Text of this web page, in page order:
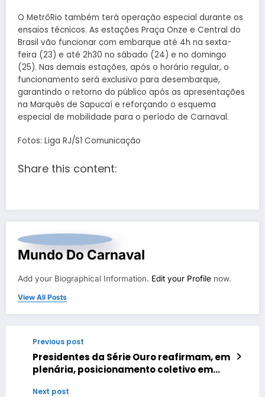
O MetrôRio também terá operação especial durante os
ensaios técnicos. As estações Praça Onze e Central do
Brasil vão funcionar com embarque até 4h na sexta-
feira (23) e até 2h30 no sábado (24) e no domingo
(25). Nas demais estações, após o horário regular, o
funcionamento será exclusivo para desembarque,
garantindo o retorno do público após as apresentações
na Marquês de Sapucaí e reforçando o esquema
especial de mobilidade para o período de Carnaval.
Fotos: Liga RJ/S1 Comunicação
Share this content:
Mundo Do Carnaval
Add your Biographical Information. Edit your Profile now.
View All Posts
Previous post
Presidentes da Série Ouro reafirmam, em
plenária, posicionamento coletivo em
Next post